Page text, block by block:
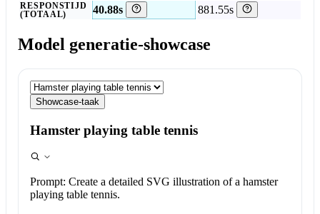
RESPONSTIJD
(TOTAAL)
40.88s 881.55s
Model generatie-showcase
Showcase-taak
Hamster playing table tennis
Prompt: Create a detailed SVG illustration of a hamster
playing table tennis.